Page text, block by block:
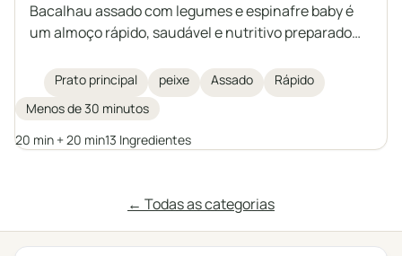
Bacalhau assado com legumes e espinafre baby é
um almoço rápido, saudável e nutritivo preparado
são assados sobre legumes com a adição de
especiarias aromáticas, azeite e manteiga
clarificada. Uma excelente sugestão de prato
principal para toda a família.
Prato principal peixe Assado
Rápido
Menos de 30 minutos
20 min + 20 min13 Ingredientes
← Todas as categorias